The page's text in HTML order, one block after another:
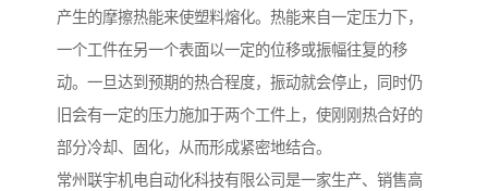
产生的摩擦热能来使塑料熔化。热能来自一定压力下，
一个工件在另一个表面以一定的位移或振幅往复的移
动。一旦达到预期的热合程度，振动就会停止，同时仍
旧会有一定的压力施加于两个工件上，使刚刚热合好的
部分冷却、固化，从而形成紧密地结合。
常州联宇机电自动化科技有限公司是一家生产、销售高